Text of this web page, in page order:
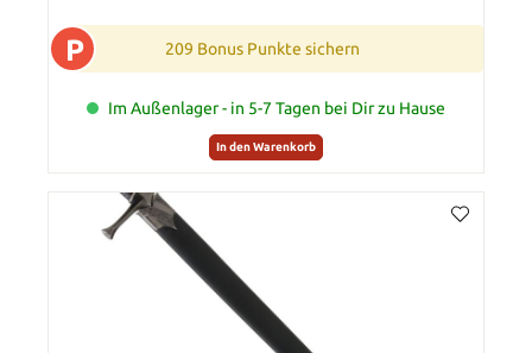
P 209 Bonus Punkte sichern
Im Außenlager - in 5-7 Tagen bei Dir zu Hause
In den Warenkorb